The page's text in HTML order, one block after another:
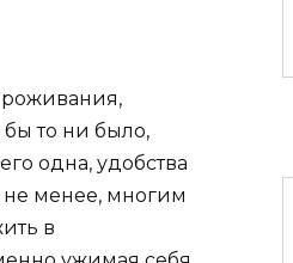
бы то ни было,
одна, удобства
не менее, многим
в